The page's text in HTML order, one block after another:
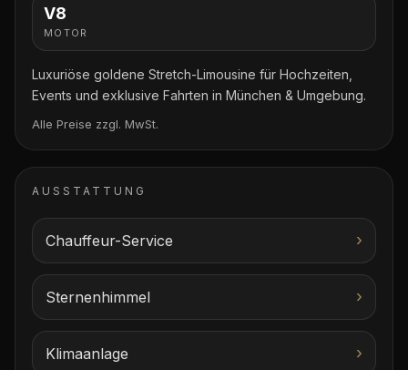
V8
MOTOR
Luxuriöse goldene Stretch-Limousine für Hochzeiten,
Events und exklusive Fahrten in München & Umgebung.
Alle Preise zzgl. MwSt.
AUSSTATTUNG
Chauffeur-Service ›
Sternenhimmel ›
Klimaanlage ›